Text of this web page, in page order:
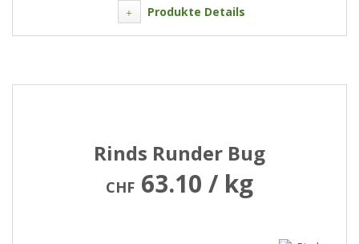
Produkte Details
Rinds Runder Bug
CHF 63.10 / kg